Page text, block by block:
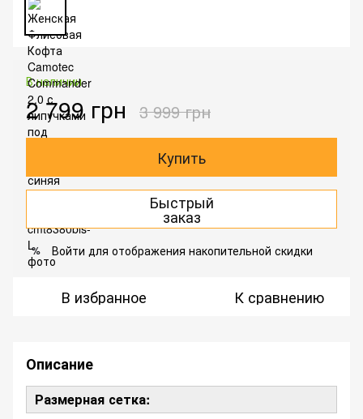
В наличии
2 799 грн 3 999 грн
Купить
Быстрый
заказ
% Войти для отображения накопительной скидки
В избранное К сравнению
Описание
Размерная сетка: